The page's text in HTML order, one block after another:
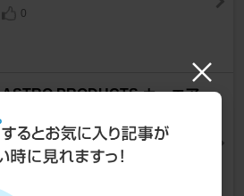
0
ASTRO PRODUCTS カーエア
Keiワークス
リベレガさん